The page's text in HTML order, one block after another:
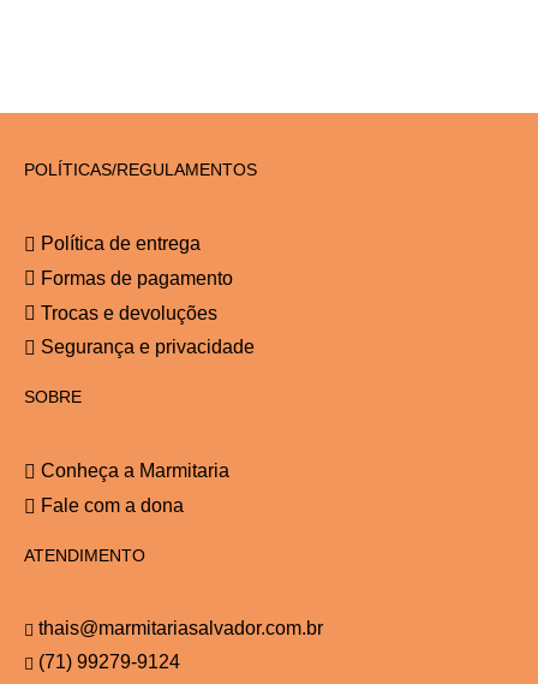
POLÍTICAS/REGULAMENTOS
Política de entrega
Formas de pagamento
Trocas e devoluções
Segurança e privacidade
SOBRE
Conheça a Marmitaria
Fale com a dona
ATENDIMENTO
thais@marmitariasalvador.com.br
(71) 99279-9124